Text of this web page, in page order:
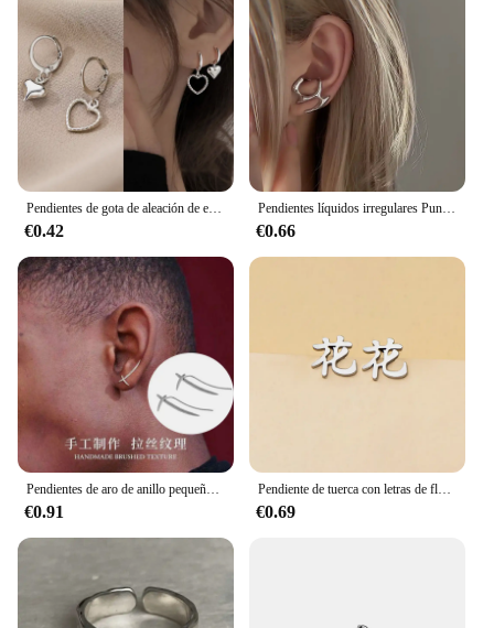
Pendientes de gota de aleación de estilo gótico Punk para mujer y hombre, Color negro/plateado, Estrella cruzada, Simple, moda, joyería Rock
€0.42
Pendientes líquidos irregulares Punk a la moda, pendientes huecos de Metal con personalidad de Hip-Hop, joyería de fiesta para niñas, regalos, accesorios Y2K
€0.66
Pendientes de aro de anillo pequeño para hombres y mujeres, pendientes de filigrana Vintage a la moda, joyería de Color plateado, hermosos regalos
€0.91
Pendiente de tuerca con letras de flores y caracteres chinos de Color plateado para mujeres y hombres, joyería de acero inoxidable
€0.69